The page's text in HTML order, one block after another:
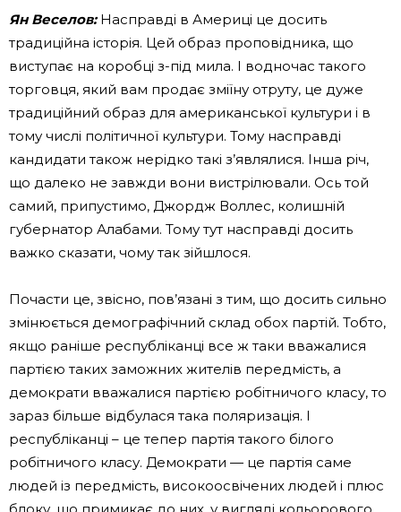
Ян Веселов:Насправді в Америці це досить
традиційна історія. Цей образ проповідника, що
виступає на коробці з-під мила. І водночас такого
торговця, який вам продає зміїну отруту, це дуже
традиційний образ для американської культури і в
тому числі політичної культури. Тому насправді
кандидати також нерідко такі з’являлися. Інша річ,
що далеко не завжди вони вистрілювали. Ось той
самий, припустимо, Джордж Воллес, колишній
губернатор Алабами. Тому тут насправді досить
важко сказати, чому так зійшлося.
Почасти це, звісно, ​​пов’язані з тим, що досить сильно
змінюється демографічний склад обох партій. Тобто,
якщо раніше республіканці все ж таки вважалися
партією таких заможних жителів передмість, а
демократи вважалися партією робітничого класу, то
зараз більше відбулася така поляризація. І
республіканці – це тепер партія такого білого
робітничого класу. Демократи — це партія саме
людей із передмість, високоосвічених людей і плюс